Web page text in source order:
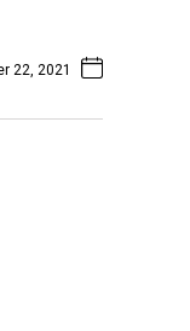
22, 2021